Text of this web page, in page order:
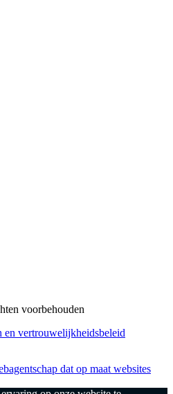
voorbehouden
en vertrouwelijkheidsbeleid
dat op maat websites